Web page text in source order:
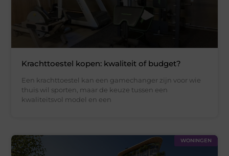
Krachttoestel kopen: kwaliteit of budget?
Een krachttoestel kan een gamechanger zijn voor wie
thuis wil sporten, maar de keuze tussen een
kwaliteitsvol model en een
WONINGEN